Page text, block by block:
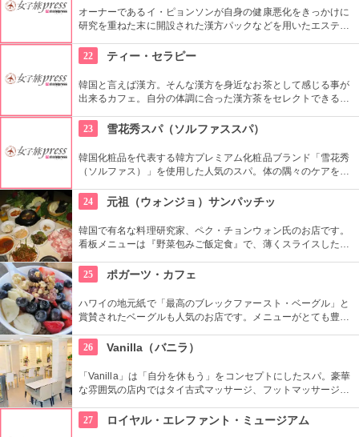
オーナーであるイ・ピョンソンが自身の健康悪化をきっかけに
研究を重ねた末に開設された漢方パックなどを用いたエステサ
ーダーメイドで施術は全てオールハンドで丁寧に施され、溜ま
った老廃物をすっきりと流してくれます。
22 ティー・セラピー
韓国と言えば漢方。そんな漢方を身近なお茶として感じる事が
出来るカフェ。自分の体調に合った漢方茶をセレクトできる
することもできます。
23 雪花秀スパ（ソルファススパ）
韓国化粧品を代表する韓方プレミアム化粧品ブランド「雪花秀
（ソルファス）」を使用した人気のスパ。体の隅々のケアをす
術が受けれます。自分へのごほうびにいかがでしょう。
24 元祖（ウォンジョ）サンパッチッ
韓国で有名な料理研究家、ペク・チョンウォン氏のお店です。
看板メニューは『野菜包みご飯定食』で、薄くスライスした色
れる有機野菜はなんと30種類も。見た目も楽しいですよ。
25 ポガーツ・カフェ
ハワイの地元紙で「最高のブレックファースト・ベーグル」と
賞賛されたベーグルも人気のお店です。メニューがとても豊富
らチョイスするといかも知れません。人気のアサイボウルはた
っぷりのフルーツとグラノーラ入り。店内のテーブル席の他に
テラス席もあります。
26 Vanilla（バニラ）
「Vanilla」は「自分を休もう」をコンセプトにしたスパ。豪華
な雰囲気の店内ではタイ古式マッサージ、フットマッサージ、
メニューは300バーツ（約900円）からと日本より安価なとこ
ろがタイならでは。数種類ものハーブを詰め込んだオーガニッ
27 ロイヤル・エレファント・ミュージアム